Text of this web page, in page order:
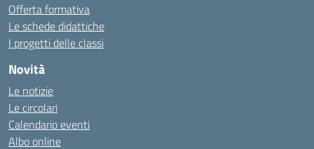
Offerta formativa
Le schede didattiche
I progetti delle classi
Novità
Le notizie
Le circolari
Calendario eventi
Albo online